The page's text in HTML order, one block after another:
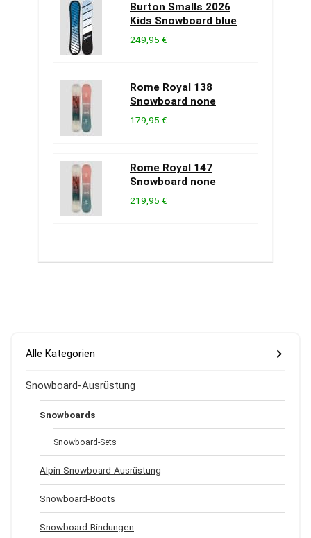
Burton Smalls 2026
Kids Snowboard blue
249,95 €
Rome Royal 138
Snowboard none
179,95 €
Rome Royal 147
Snowboard none
219,95 €
Alle Kategorien
Snowboard-Ausrüstung
Snowboards
Snowboard-Sets
Alpin-Snowboard-Ausrüstung
Snowboard-Boots
Snowboard-Bindungen